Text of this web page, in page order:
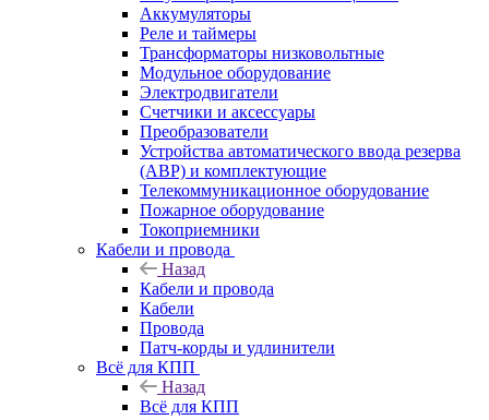
Аккумуляторы
Реле и таймеры
Трансформаторы низковольтные
Модульное оборудование
Электродвигатели
Счетчики и аксессуары
Преобразователи
Устройства автоматического ввода резерва
(АВР) и комплектующие
Телекоммуникационное оборудование
Пожарное оборудование
Токоприемники
Кабели и провода
Назад
Кабели и провода
Кабели
Провода
Патч-корды и удлинители
Всё для КПП
Назад
Всё для КПП